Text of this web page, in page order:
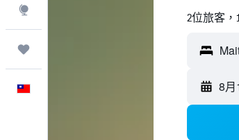
2位旅客，
8月